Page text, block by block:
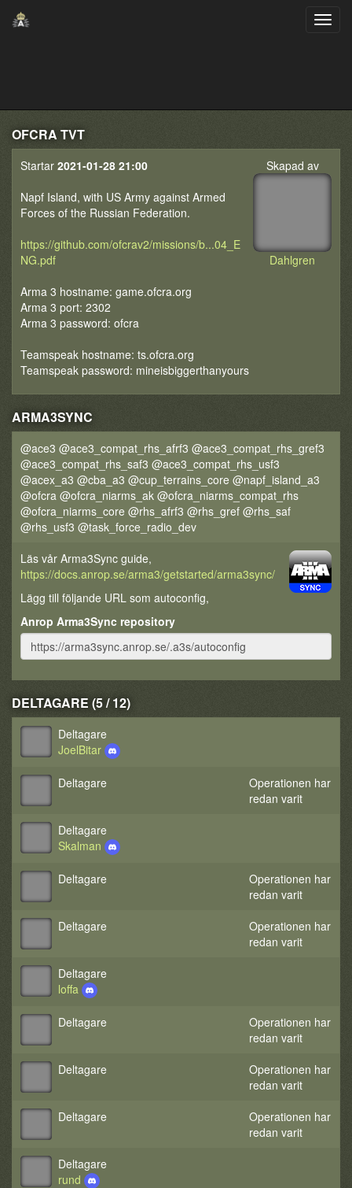
OFCRA TVT
Skapad av
Dahlgren
Startar 2021-01-28 21:00
Napf Island, with US Army against Armed
Forces of the Russian Federation.
https://github.com/ofcrav2/missions/b...04_E
NG.pdf
Arma 3 hostname: game.ofcra.org
Arma 3 port: 2302
Arma 3 password: ofcra
Teamspeak hostname: ts.ofcra.org
Teamspeak password: mineisbiggerthanyours
ARMA3SYNC
@ace3 @ace3_compat_rhs_afrf3 @ace3_compat_rhs_gref3
@ace3_compat_rhs_saf3 @ace3_compat_rhs_usf3
@acex_a3 @cba_a3 @cup_terrains_core @napf_island_a3
@ofcra @ofcra_niarms_ak @ofcra_niarms_compat_rhs
@ofcra_niarms_core @rhs_afrf3 @rhs_gref @rhs_saf
@rhs_usf3 @task_force_radio_dev
Läs vår Arma3Sync guide,
https://docs.anrop.se/arma3/getstarted/arma3sync/
Lägg till följande URL som autoconfig,
Anrop Arma3Sync repository
DELTAGARE (5 / 12)
Deltagare
JoelBitar
Deltagare
Operationen har
redan varit
Deltagare
Skalman
Deltagare
Operationen har
redan varit
Deltagare
Operationen har
redan varit
Deltagare
loffa
Deltagare
Operationen har
redan varit
Deltagare
Operationen har
redan varit
Deltagare
Operationen har
redan varit
Deltagare
rund